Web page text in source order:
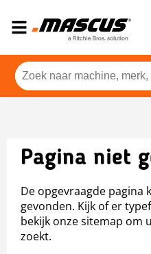
Pagina niet
De opgevraagde pagina
gevonden. Kijk of er
bekijk onze sitemap om
zoekt.